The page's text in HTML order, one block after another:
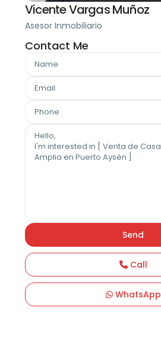
Vicente Vargas Muñoz
Asesor Inmobiliario
Contact Me
Call
WhatsApp